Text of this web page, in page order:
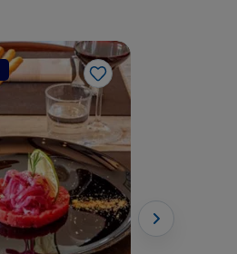
Me gusta